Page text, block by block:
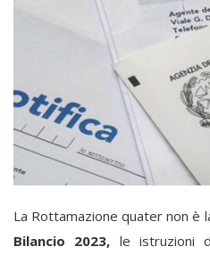
La Rottamazione quater non è
Bilancio 2023, le istruzioni